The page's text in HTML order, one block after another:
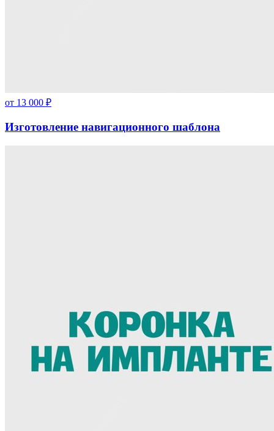
от 13 000 ₽
Изготовление навигационного шаблона